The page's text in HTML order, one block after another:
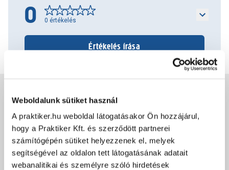
Weboldalunk sütiket használ
A praktiker.hu weboldal látogatásakor Ön hozzájárul,
hogy a Praktiker Kft. és szerződött partnerei
számítógépén sütiket helyezzenek el, melyek
segítségével az oldalon tett látogatásának adatait
webanalitikai és személyre szóló hirdetések
0 0 értékelés
Értékelés írása
Csomagolási és súly információk
Dokumentumok, felelős személy